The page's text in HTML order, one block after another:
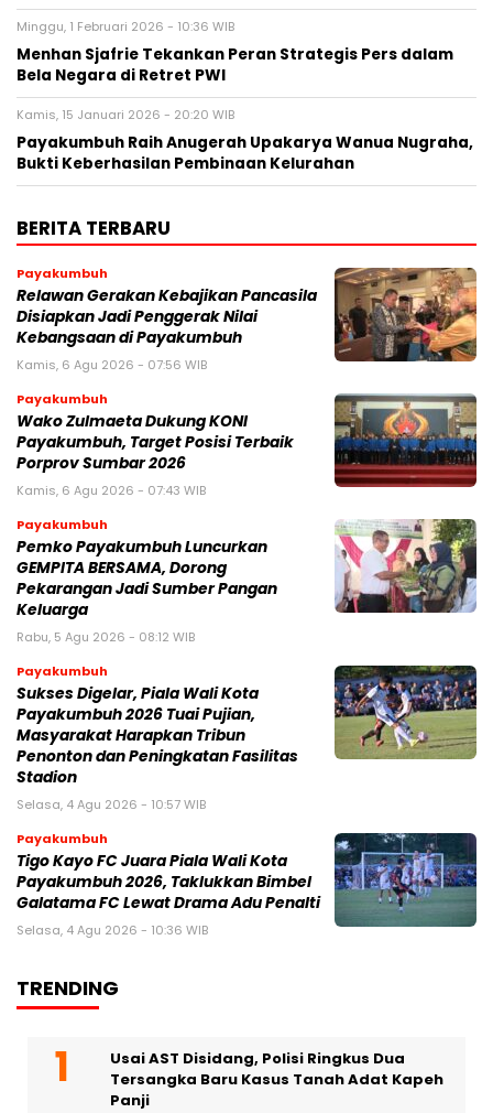
Minggu, 1 Februari 2026 - 10:36 WIB
Menhan Sjafrie Tekankan Peran Strategis Pers dalam
Bela Negara di Retret PWI
Kamis, 15 Januari 2026 - 20:20 WIB
Payakumbuh Raih Anugerah Upakarya Wanua Nugraha,
Bukti Keberhasilan Pembinaan Kelurahan
BERITA TERBARU
Payakumbuh
Relawan Gerakan Kebajikan Pancasila
Disiapkan Jadi Penggerak Nilai
Kebangsaan di Payakumbuh
Kamis, 6 Agu 2026 - 07:56 WIB
Payakumbuh
Wako Zulmaeta Dukung KONI
Payakumbuh, Target Posisi Terbaik
Porprov Sumbar 2026
Kamis, 6 Agu 2026 - 07:43 WIB
Payakumbuh
Pemko Payakumbuh Luncurkan
GEMPITA BERSAMA, Dorong
Pekarangan Jadi Sumber Pangan
Keluarga
Rabu, 5 Agu 2026 - 08:12 WIB
Payakumbuh
Sukses Digelar, Piala Wali Kota
Payakumbuh 2026 Tuai Pujian,
Masyarakat Harapkan Tribun
Penonton dan Peningkatan Fasilitas
Stadion
Selasa, 4 Agu 2026 - 10:57 WIB
Payakumbuh
Tigo Kayo FC Juara Piala Wali Kota
Payakumbuh 2026, Taklukkan Bimbel
Galatama FC Lewat Drama Adu Penalti
Selasa, 4 Agu 2026 - 10:36 WIB
TRENDING
Usai AST Disidang, Polisi Ringkus Dua
Tersangka Baru Kasus Tanah Adat Kapeh
Panji